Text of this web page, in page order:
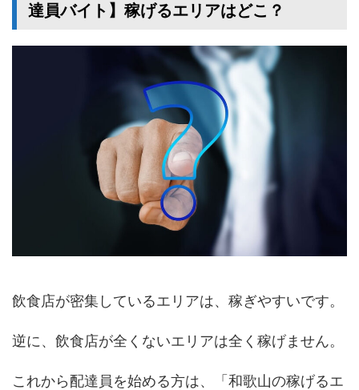
達員バイト】稼げるエリアはどこ？
飲食店が密集しているエリアは、稼ぎやすいです。
逆に、飲食店が全くないエリアは全く稼げません。
これから配達員を始める方は、「和歌山の稼げるエ